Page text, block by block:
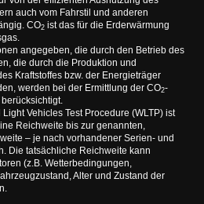
auch vom Fahrstil und anderen
CO2ist das für die Erderwärmung
angegeben, die durch den Betrieb des
die durch die Produktion und
Kraftstoffes bzw. der Energieträger
werden bei der Ermittlung der CO2-
Vehicles Test Procedure (WLTP) ist
Reichweite bis zur genannten,
– je nach vorhandener Serien- und
Die tatsächliche Reichweite kann
(z.B. Wetterbedingungen,
Alter und Zustand der